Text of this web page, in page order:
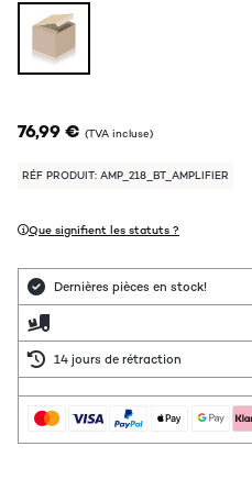
76,99 € (TVA incluse)
RÉF PRODUIT: AMP_218_BT_AMPLIFIER
Que signifient les statuts ?
Dernières pièces en stock!
14 jours de rétraction